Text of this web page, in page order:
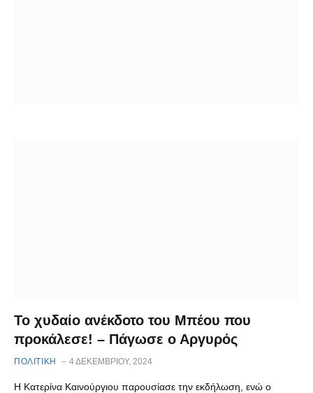
Το χυδαίο ανέκδοτο του Μπέου που
προκάλεσε! – Πάγωσε ο Αργυρός
ΠΟΛΙΤΙΚΗ 4 ΔΕΚΕΜΒΡΊΟΥ, 2024
Η Κατερίνα Καινούργιου παρουσίασε την εκδήλωση, ενώ ο